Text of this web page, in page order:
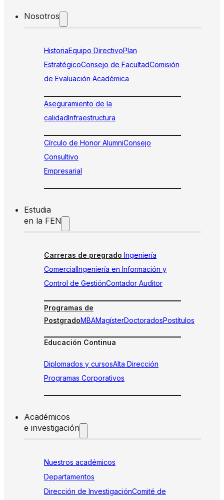
Nosotros
HistoriaEquipo DirectivoPlan
EstratégicoConsejo de FacultadComisión
de Evaluación Académica
Aseguramiento de la
calidadInfraestructura
Círculo de Honor AlumniConsejo
Consultivo
Empresarial
Estudia
en la FEN
Carreras de pregrado Ingeniería
ComercialIngeniería en Información y
Control de GestiónContador Auditor
Programas de
PostgradoMBAMagísterDoctoradosPostítulos
Educación Continua
Diplomados y cursosAlta Dirección
Programas Corporativos
Académicos
e investigación
Nuestros académicos
Departamentos
Dirección de InvestigaciónComité de